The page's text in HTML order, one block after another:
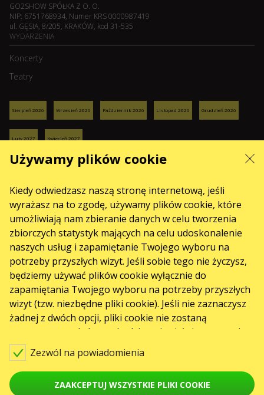
Używamy plików cookie
Kiedy odwiedzasz naszą stronę internetową, jeśli
wyrażasz na to zgodę, używamy plików cookie, które
umożliwiają nam zbieranie danych w celu tworzenia
zbiorczych statystyk mających na celu udoskonalenie
naszych usług i zapamiętanie Twojego wyboru na
potrzeby przyszłych wizyt. Jeśli sobie tego nie życzysz,
będziemy używać plików cookie wyłącznie do
zapamiętania Twojego wyboru na potrzeby przyszłych
wizyt (tzw. niezbędne pliki cookie). Jeśli nie zaznaczysz
żadnej z dwóch opcji, pliki cookie nie zostaną
zastosowane, ale baner będzie pojawiał się ponownie
za każdym razem, gdy wejdziesz na naszą stronę
internetową.
Zezwól na powiadomienia
ZAAKCEPTUJ WSZYSTKIE PLIKI COOKIE
GO2SHOW SPÓŁKA Z O. O.
NIP: 6751768934, Numer KRS 0000987419
ul. GĘSIA, 8/205, KRAKÓW, kod 31-535
WYDARZENIA
Koncerty
Teatry
Sierpień 2026 Wrzesień 2026 Październik 2026 Listopad 2026 Grudzień 2026
Luty 2027 Kwiecień 2027
USŁUGI
Mapa strony
O NAS
front.news.title
Organizatoram
Logo na plakaty i do mediów
O firmie
Oferta publiczna (Regulamin)
© Karabas.pl 2026